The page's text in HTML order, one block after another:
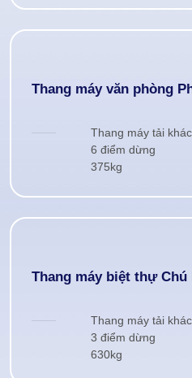
Thang máy văn phòng
Thang máy tải
6 điểm dừng
375kg
Thang máy biệt thự Chú
Thang máy tải
3 điểm dừng
630kg